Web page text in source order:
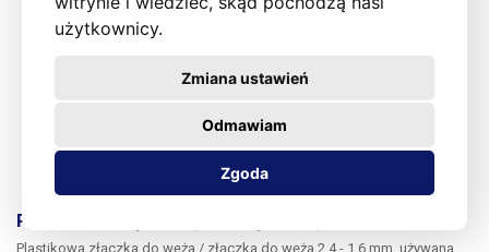
użytkownicy.
Zgoda
Odmawiam
Zmiana ustawień
Plastikowe złącze węża / złącze węża 2,4 - 1,6 mm
Plastikowa złączka do węża / złączka do węża 2,4 - 1,6 mm , używana